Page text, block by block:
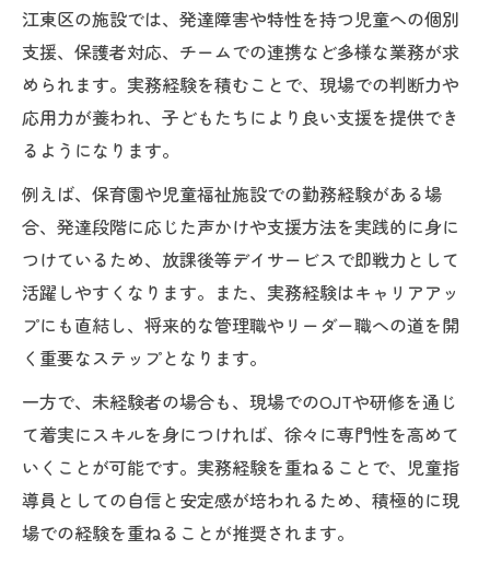
江東区の施設では、発達障害や特性を持つ児童への個別
支援、保護者対応、チームでの連携など多様な業務が求
められます。実務経験を積むことで、現場での判断力や
応用力が養われ、子どもたちにより良い支援を提供でき
るようになります。
例えば、保育園や児童福祉施設での勤務経験がある場
合、発達段階に応じた声かけや支援方法を実践的に身に
つけているため、放課後等デイサービスで即戦力として
活躍しやすくなります。また、実務経験はキャリアアッ
プにも直結し、将来的な管理職やリーダー職への道を開
く重要なステップとなります。
一方で、未経験者の場合も、現場でのOJTや研修を通じ
て着実にスキルを身につければ、徐々に専門性を高めて
いくことが可能です。実務経験を重ねることで、児童指
導員としての自信と安定感が培われるため、積極的に現
場での経験を重ねることが推奨されます。